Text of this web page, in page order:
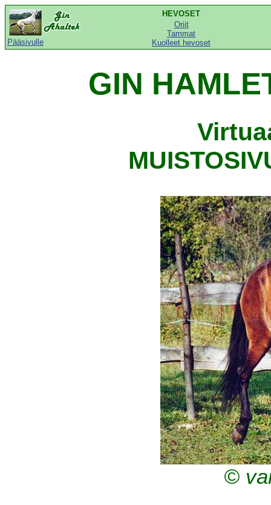
Pääsivulle
HEVOSET
Oriit
Tammat
Kuolleet hevoset
GIN
©